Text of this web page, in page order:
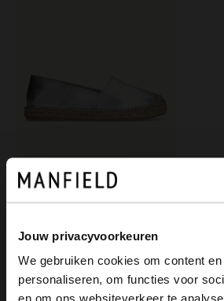
Jouw privacyvoorkeuren
We gebruiken cookies om content
personaliseren, om functies voor
Manfield
Silberne Leder-Espadrilles